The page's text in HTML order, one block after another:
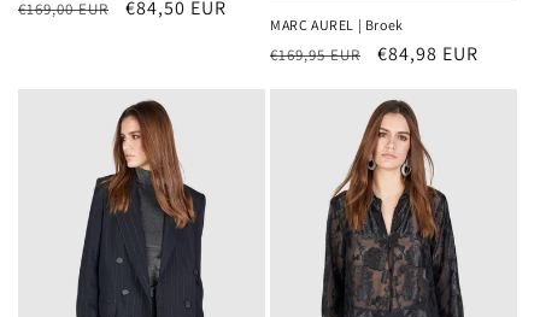
Normale
€169,00 EUR Aanbiedingsprijs
€84,50 EUR
MARC AUREL | Broek
Normale
prijs
€169,95 EUR Aanbiedingsprijs
€84,98 EUR